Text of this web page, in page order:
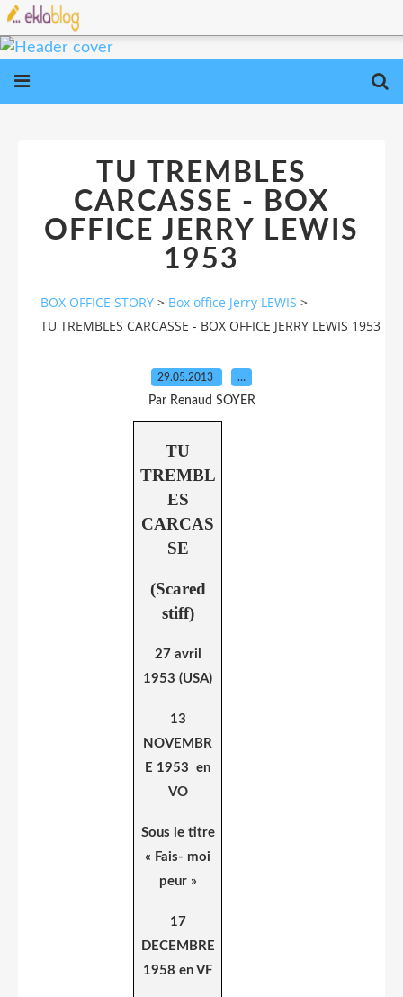
TU TREMBLES
CARCASSE - BOX
OFFICE JERRY LEWIS
1953
BOX OFFICE STORY > Box office Jerry LEWIS >
TU TREMBLES CARCASSE - BOX OFFICE JERRY LEWIS 1953
29.05.2013 …
Par Renaud SOYER
TU
TREMBL
ES
CARCAS
SE
(Scared
stiff)
27 avril
1953 (USA)
13
NOVEMBR
E 1953 en
VO
Sous le titre
« Fais- moi
peur »
17
DECEMBRE
1958 en VF